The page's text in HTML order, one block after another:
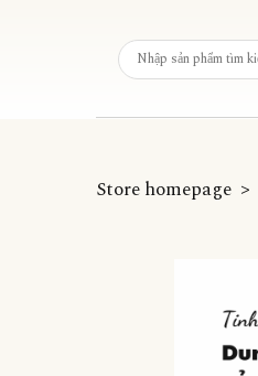
Store homepage